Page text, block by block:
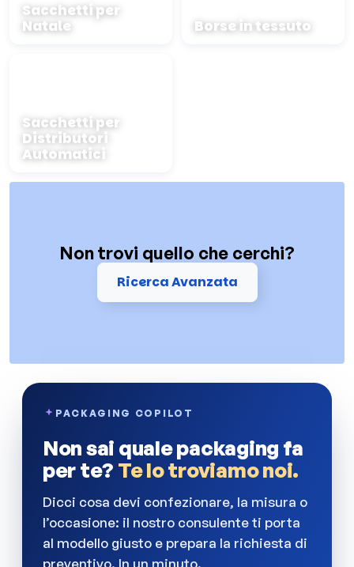
Sacchetti per
Natale
Borse in tessuto
Sacchetti per
Distributori
Automatici
Non trovi quello che cerchi?
Ricerca Avanzata
PACKAGING COPILOT
Non sai quale packaging fa
per te? Te lo troviamo noi.
Dicci cosa devi confezionare, la misura o
l’occasione: il nostro consulente ti porta
al modello giusto e prepara la richiesta di
preventivo. In un minuto.